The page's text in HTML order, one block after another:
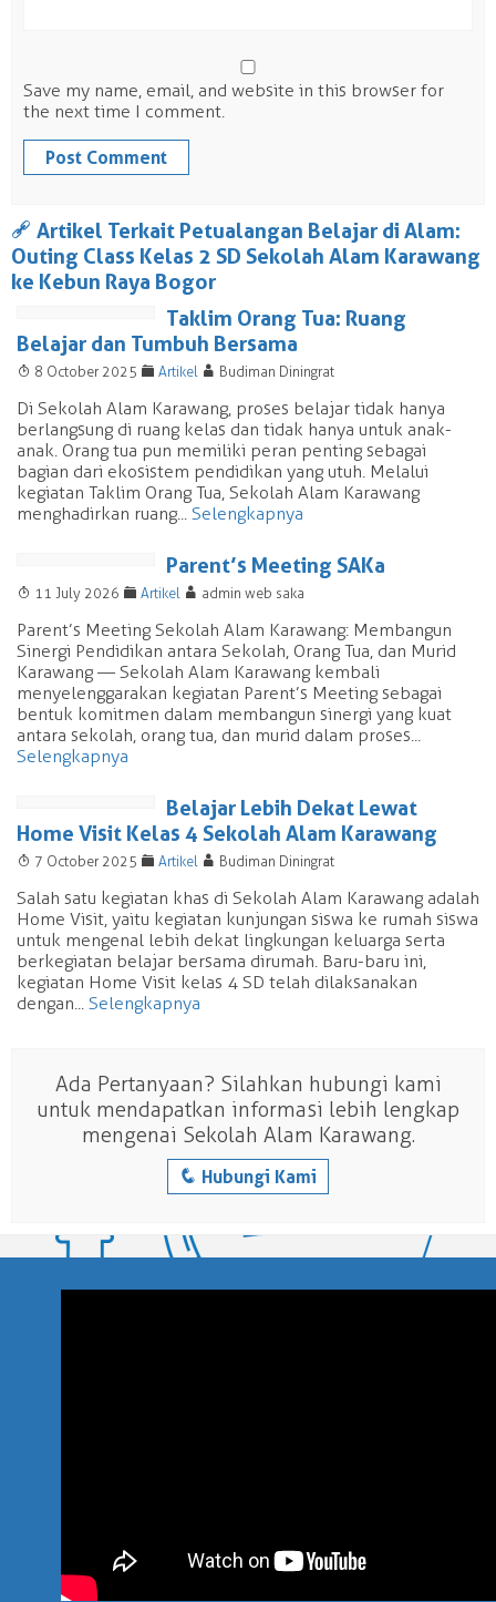
Save my name, email, and website in this browser for
the next time I comment.
a Artikel Terkait Petualangan Belajar di Alam:
Outing Class Kelas 2 SD Sekolah Alam Karawang
ke Kebun Raya Bogor
Taklim Orang Tua: Ruang
Belajar dan Tumbuh Bersama
T 8 October 2025 F Artikel A Budiman Diningrat
Di Sekolah Alam Karawang, proses belajar tidak hanya
berlangsung di ruang kelas dan tidak hanya untuk anak-
anak. Orang tua pun memiliki peran penting sebagai
bagian dari ekosistem pendidikan yang utuh. Melalui
kegiatan Taklim Orang Tua, Sekolah Alam Karawang
menghadirkan ruang... Selengkapnya
Parent’s Meeting SAKa
T 11 July 2026 F Artikel A admin web saka
Parent’s Meeting Sekolah Alam Karawang: Membangun
Sinergi Pendidikan antara Sekolah, Orang Tua, dan Murid
Karawang — Sekolah Alam Karawang kembali
menyelenggarakan kegiatan Parent’s Meeting sebagai
bentuk komitmen dalam membangun sinergi yang kuat
antara sekolah, orang tua, dan murid dalam proses...
Selengkapnya
Belajar Lebih Dekat Lewat
Home Visit Kelas 4 Sekolah Alam Karawang
T 7 October 2025 F Artikel A Budiman Diningrat
Salah satu kegiatan khas di Sekolah Alam Karawang adalah
Home Visit, yaitu kegiatan kunjungan siswa ke rumah siswa
untuk mengenal lebih dekat lingkungan keluarga serta
berkegiatan belajar bersama dirumah. Baru-baru ini,
kegiatan Home Visit kelas 4 SD telah dilaksanakan
dengan... Selengkapnya
Ada Pertanyaan? Silahkan hubungi kami
untuk mendapatkan informasi lebih lengkap
mengenai Sekolah Alam Karawang.
q Hubungi Kami